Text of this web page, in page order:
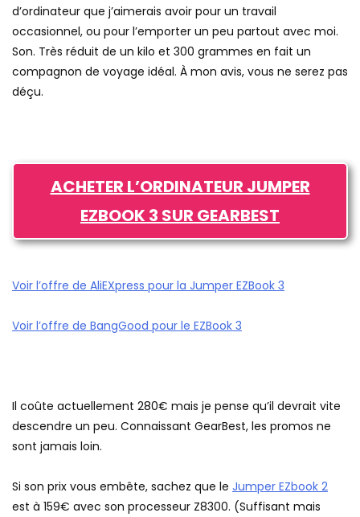
d’ordinateur que j’aimerais avoir pour un travail
occasionnel, ou pour l’emporter un peu partout avec moi.
Son. Très réduit de un kilo et 300 grammes en fait un
compagnon de voyage idéal. À mon avis, vous ne serez pas
déçu.
ACHETER L’ORDINATEUR JUMPER
EZBOOK 3 SUR GEARBEST
Voir l’offre de AliEXpress pour la Jumper EZBook 3
Voir l’offre de BangGood pour le EZBook 3
Il coûte actuellement 280€ mais je pense qu’il devrait vite
descendre un peu. Connaissant GearBest, les promos ne
sont jamais loin.
Si son prix vous embête, sachez que le Jumper EZbook 2
est à 159€ avec son processeur Z8300. (Suffisant mais